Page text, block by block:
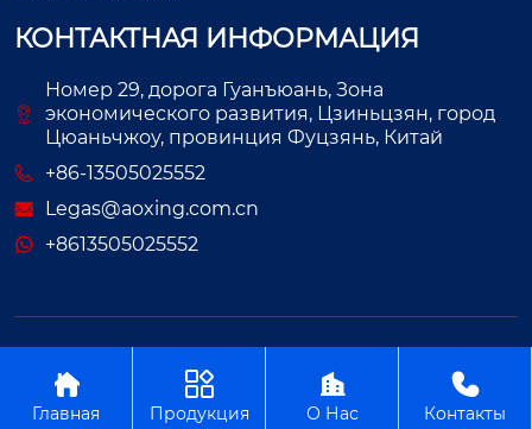
КОНТАКТНАЯ ИНФОРМАЦИЯ
Номер 29, дорога Гуанъюань, Зона
экономического развития, Цзиньцзян, город
Цюаньчжоу, провинция Фуцзянь, Китай
+86-13505025552
Legas@aoxing.com.cn
+8613505025552

Главная

Продукция

О Нас

Контакты